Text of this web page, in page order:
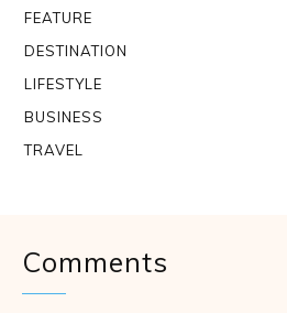
FEATURE
DESTINATION
LIFESTYLE
BUSINESS
TRAVEL
Comments